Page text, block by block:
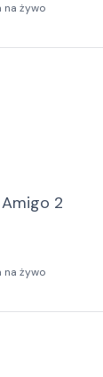
na żywo
2
na żywo